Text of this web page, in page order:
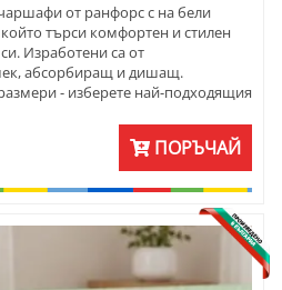
от ранфорс с на бели
търси комфортен и стилен
Изработени са от
абсорбиращ и дишащ.
- изберете най-подходящия
ПОРЪЧАЙ